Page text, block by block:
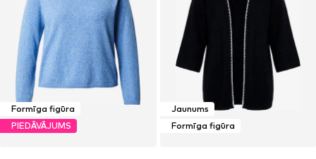
Formīga figūra
PIEDĀVĀJUMS
Jaunums
Formīga figūra